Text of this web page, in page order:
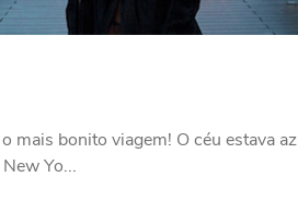
mais bonito viagem! O céu estava
Yo...